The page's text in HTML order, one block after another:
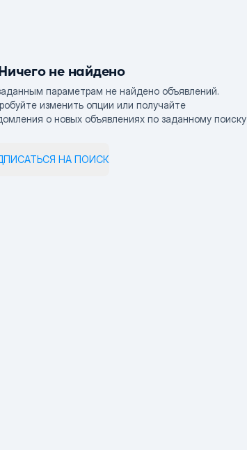
не найдено
параметрам не найдено объявлений.
изменить опции или получайте
о новых объявлениях по заданному поиску
НА ПОИСК